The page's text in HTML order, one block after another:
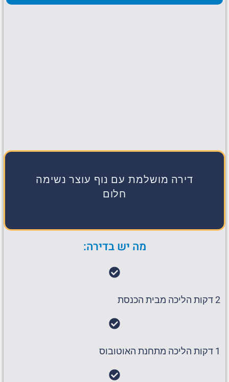
דירה מושלמת עם נוף עוצר נשימה
חלום
מה יש בדירה:
2 דקות הליכה מבית הכנסת
1 דקות הליכה מתחנת האוטובוס